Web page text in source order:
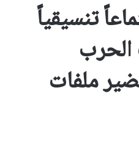
تنسيقياً
الحرب
ملفات